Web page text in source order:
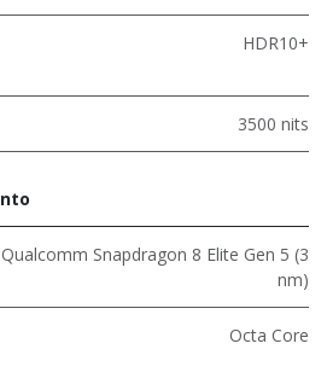
HDR10+
3500 nits
Qualcomm Snapdragon 8 Elite Gen 5 (3
nm)
Octa Core